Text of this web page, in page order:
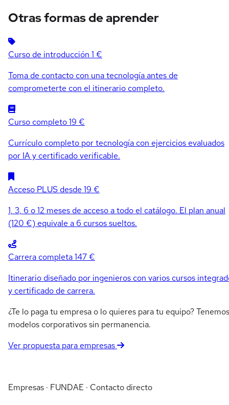
Otras formas de aprender
Curso de introducción 1 €
Toma de contacto con una tecnología antes de
comprometerte con el itinerario completo.
Curso completo19 €
Currículo completo por tecnología con ejercicios evaluados
por IA y certificado verificable.
Acceso PLUS desde 19 €
1, 3, 6 o 12 meses de acceso a todo el catálogo. El plan anual
(120 €) equivale a 6 cursos sueltos.
Carrera completa147 €
Itinerario diseñado por ingenieros con varios cursos
y certificado de carrera.
¿Te lo paga tu empresa o lo quieres para tu equipo? Tenemos
modelos corporativos sin permanencia.
Ver propuesta para empresas
Empresas · FUNDAE · Contacto directo